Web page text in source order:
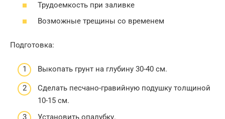
Трудоемкость при заливке
Возможные трещины со временем
Подготовка:
Выкопать грунт на глубину 30-40 см.
Сделать песчано-гравийную подушку толщиной
10-15 см.
Установить опалубку.